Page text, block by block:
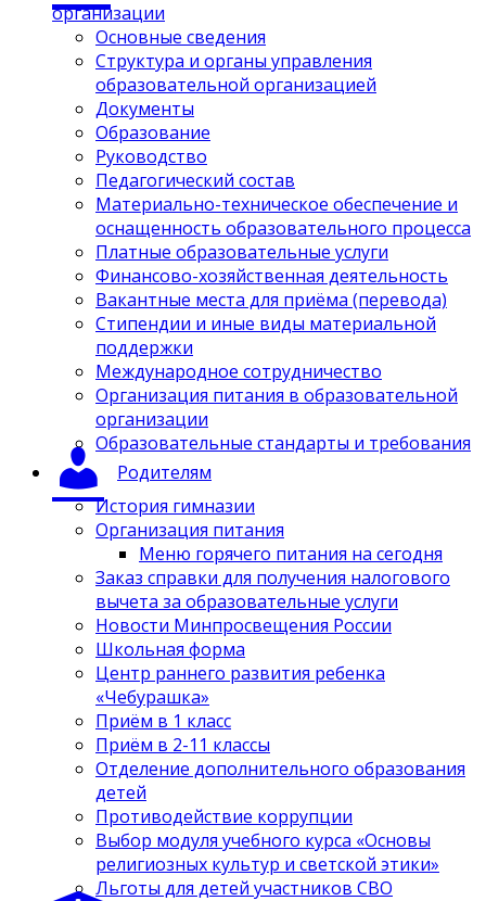
организации
Основные сведения
Структура и органы управления
образовательной организацией
Документы
Образование
Руководство
Педагогический состав
Материально-техническое обеспечение и
оснащенность образовательного процесса
Платные образовательные услуги
Финансово-хозяйственная деятельность
Вакантные места для приёма (перевода)
Стипендии и иные виды материальной
поддержки
Международное сотрудничество
Организация питания в образовательной
организации
Образовательные стандарты и требования
Родителям
История гимназии
Организация питания
Меню горячего питания на сегодня
Заказ справки для получения налогового
вычета за образовательные услуги
Новости Минпросвещения России
Школьная форма
Центр раннего развития ребенка
«Чебурашка»
Приём в 1 класс
Приём в 2-11 классы
Отделение дополнительного образования
детей
Противодействие коррупции
Выбор модуля учебного курса «Основы
религиозных культур и светской этики»
Льготы для детей участников СВО